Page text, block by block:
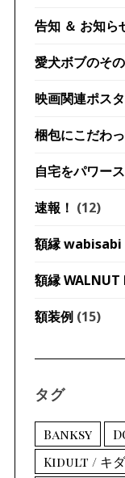
告知 ＆ お知ら
愛犬ボブのそ
映画関連ポス
梱包にこだわ
自宅をパワー
速報！ (12)
額縁
額縁
額装例(15)
タグ
Banksy
Kidult / キダ